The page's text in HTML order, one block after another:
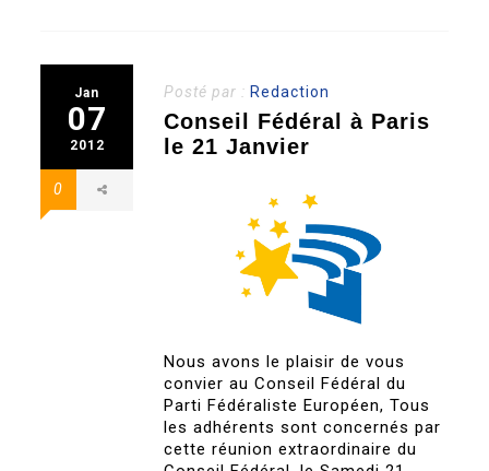
Jan
07
2012
0
Posté par : Redaction
Conseil Fédéral à Paris
le 21 Janvier
Nous avons le plaisir de vous
convier au Conseil Fédéral du
Parti Fédéraliste Européen, Tous
les adhérents sont concernés par
cette réunion extraordinaire du